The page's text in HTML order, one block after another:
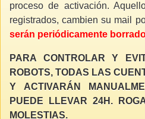
proceso de activación.
registrados, cambien su mail
serán periódicamente
PARA CONTROLAR Y
ROBOTS, TODAS LAS
Y ACTIVARÁN
PUEDE LLEVAR 24H.
MOLESTIAS.